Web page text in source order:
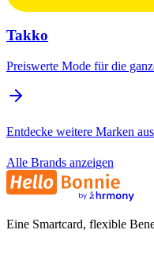
Takko
Preiswerte Mode für die
Entdecke weitere Marken
Alle Brands anzeigen
Eine Smartcard, flexible